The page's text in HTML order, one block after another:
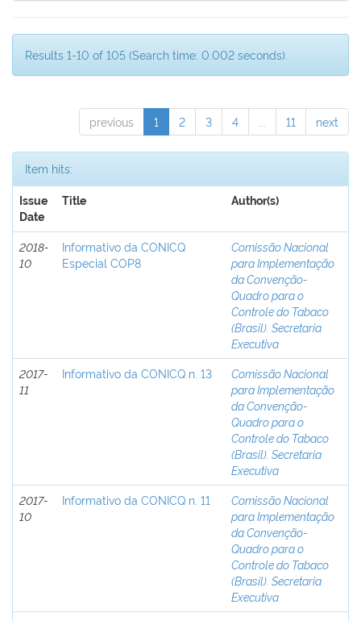
Results 1-10 of 105 (Search time: 0.002 seconds).
previous 1 2 3 4 11 next
Item hits:
Issue
Date
Title Author(s)
2018-
10
Informativo da CONICQ
Especial COP8
Comissão Nacional
para Implementação
da Convenção-
Quadro para o
Controle do Tabaco
(Brasil). Secretaria
Executiva
2017-
11
Informativo da CONICQ n. 13
Comissão Nacional
para Implementação
da Convenção-
Quadro para o
Controle do Tabaco
(Brasil). Secretaria
Executiva
2017-
10
Informativo da CONICQ n. 11
Comissão Nacional
para Implementação
da Convenção-
Quadro para o
Controle do Tabaco
(Brasil). Secretaria
Executiva